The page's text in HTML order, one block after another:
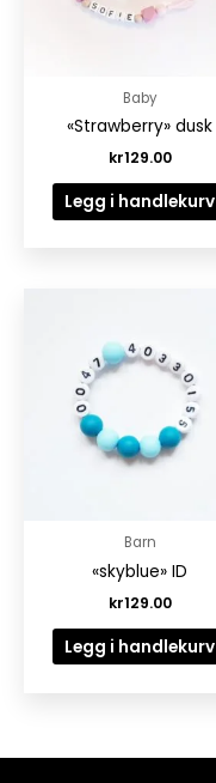
Baby
«Strawberry» dusk
kr129.00
Legg i handlekurv
Barn
«skyblue» ID
kr129.00
Legg i handlekurv